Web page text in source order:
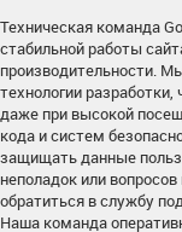
Техническая команда
стабильной работы
производительности.
технологии
даже при высокой
кода и систем
защищать данные
неполадок или
обратиться в службу
Наша команда